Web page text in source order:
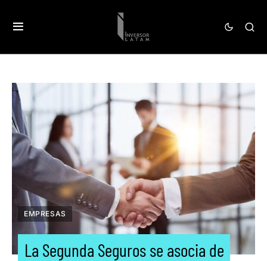
EMPRESAS
La Segunda Seguros se asocia de